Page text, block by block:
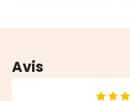
Avis